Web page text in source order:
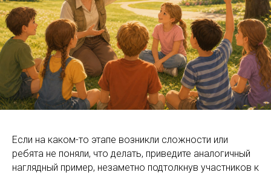
Если на каком-то этапе возникли сложности или
ребята не поняли, что делать, приведите аналогичный
наглядный пример, незаметно подтолкнув участников к